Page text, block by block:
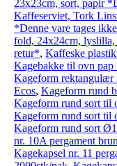
23x23cm, sort, papir
Kaffeserviet, Tork
*Denne vare tages
fold, 24x24cm,
retur*, Kaffeske
Kagebakke til ovn pap
Kageform rektangulær
Ecos, Kageform rund
Kageform rund sort til
Kageform rund sort til
Kageform rund sort
nr. 10A pergament
Kagekapsel nr. 11